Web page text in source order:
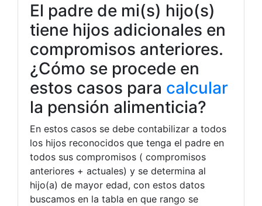
El padre de mi(s) hijo(s)
tiene hijos adicionales en
compromisos anteriores.
¿Cómo se procede en
estos casos para calcular
la pensión alimenticia?
En estos casos se debe contabilizar a todos
los hijos reconocidos que tenga el padre en
todos sus compromisos ( compromisos
anteriores + actuales) y se determina al
hijo(a) de mayor edad, con estos datos
buscamos en la tabla en que rango se